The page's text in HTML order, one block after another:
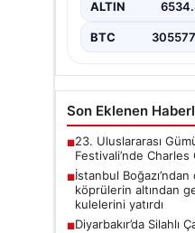
ALTIN
BTC
Son Eklenen
■23. Uluslararası
Festivali’nde Charles
■İstanbul
köprülerin altından
kulelerini yatırdı
■Diyarbakır’da Silahlı